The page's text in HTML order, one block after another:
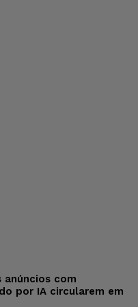
anúncios com
por IA circularem em